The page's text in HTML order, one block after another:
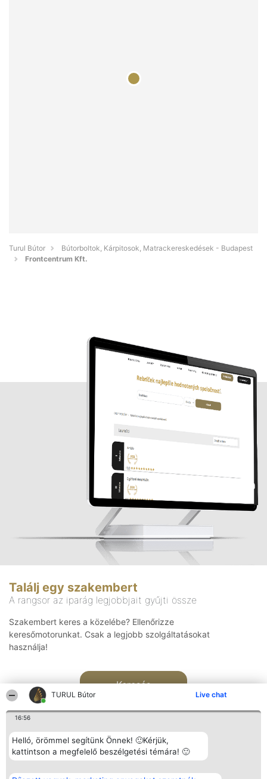
TURUL Bútor Live chat
16:56
Helló, örömmel segítünk Önnek! 🙂Kérjük,
kattintson a megfelelő beszélgetési témára! 🙂
Turul Bútor
Bútorboltok, Kárpitosok, Matrackereskedések - Budapest
Frontcentrum Kft.
Találj egy szakembert
A rangsor az iparág legjobbjait gyűjti össze
Szakembert keres a közelébe? Ellenőrizze
keresőmotorunkat. Csak a legjobb szolgáltatásokat
használja!
Keresés
Rangsorszervező Népszavazás Elérhetőség